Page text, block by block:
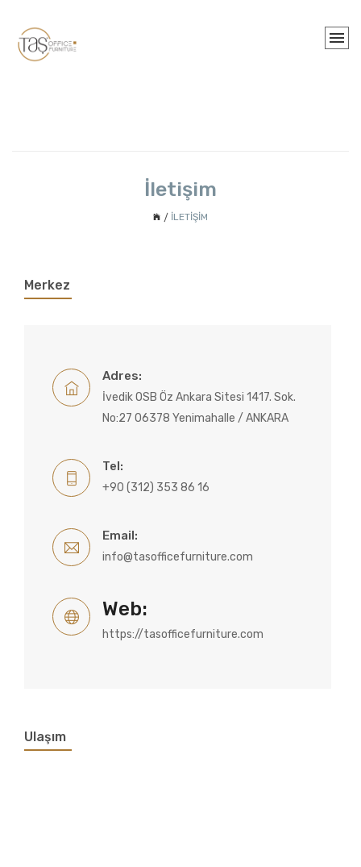
İletişim
İLETIŞIM
Merkez
Adres:
İvedik OSB Öz Ankara Sitesi 1417. Sok.
No:27 06378 Yenimahalle / ANKARA
Tel:
+90 (312) 353 86 16
Email:
info@tasofficefurniture.com
Web:
https://tasofficefurniture.com
Ulaşım